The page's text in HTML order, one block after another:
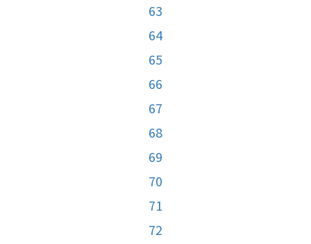
63
64
65
66
67
68
69
70
71
72